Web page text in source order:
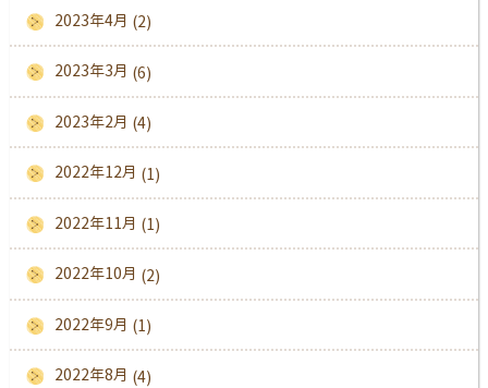
2023年4月 (2)
2023年3月 (6)
2023年2月 (4)
2022年12月 (1)
2022年11月 (1)
2022年10月 (2)
2022年9月 (1)
2022年8月 (4)